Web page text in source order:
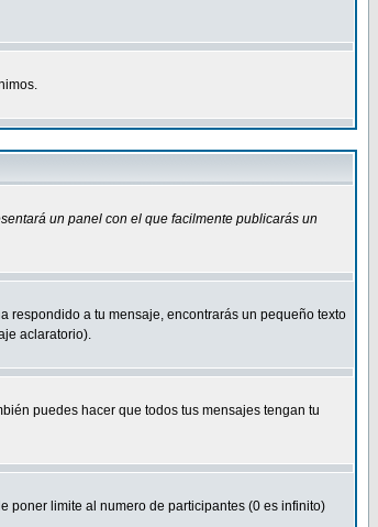
un panel con el que facilmente publicarás un
respondido a tu mensaje, encontrarás un pequeño texto
aclaratorio).
puedes hacer que todos tus mensajes tengan tu
poner limite al numero de participantes (0 es infinito)